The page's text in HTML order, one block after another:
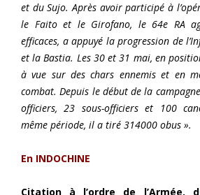
et du Sujo. Après avoir participé à
le Faito et le Girofano, le 64e RA
efficaces, a appuyé la progression de
et la Bastia. Les 30 et 31 mai, en
à vue sur des chars ennemis et en
combat. Depuis le début de la
officiers, 23 sous-officiers et 100
même période, il a tiré 314000 obus ».
En INDOCHINE
Citation à l’ordre de l’Armée,